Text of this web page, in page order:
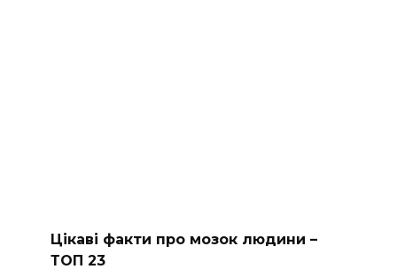
Цікаві факти про мозок людини –
ТОП 23